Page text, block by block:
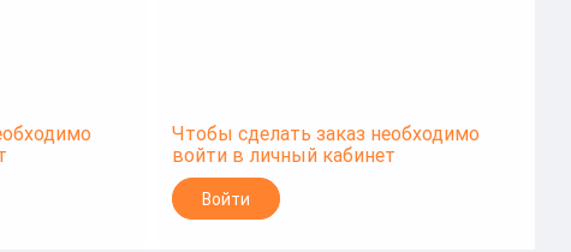
Чтобы сделать заказ необходимо
войти в личный кабинет
Войти